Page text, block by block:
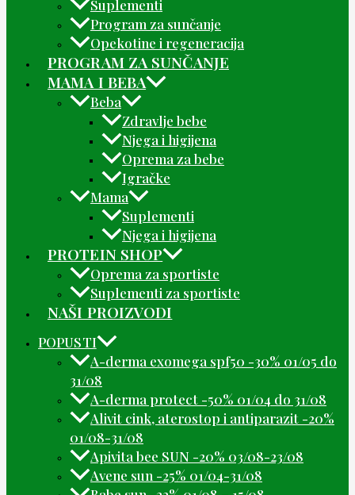
Suplementi
Program za sunčanje
Opekotine i regeneracija
PROGRAM ZA SUNČANJE
MAMA I BEBA
Beba
Zdravlje bebe
Njega i higijena
Oprema za bebe
Igračke
Mama
Suplementi
Njega i higijena
PROTEIN SHOP
Oprema za sportiste
Suplementi za sportiste
NAŠI PROIZVODI
POPUSTI
A-derma exomega spf50 -30% 01/05 do
31/08
A-derma protect -50% 01/04 do 31/08
Alivit cink, aterostop i antiparazit -20%
01/08-31/08
Apivita bee SUN -20% 03/08-23/08
Avene sun -25% 01/04-31/08